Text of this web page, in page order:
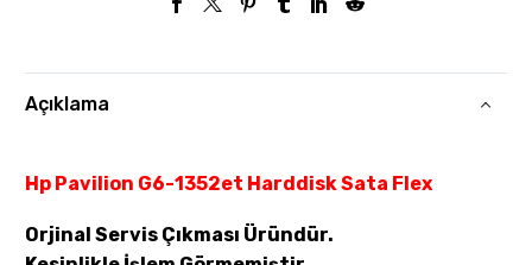
Açıklama
Hp Pavilion G6-1352et Harddisk Sata Flex
Orjinal Servis Çıkması Üründür.